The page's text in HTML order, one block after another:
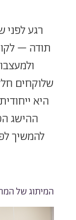
רגע לפני
תודה –
שלוקחים
היא
ההישג
להמשיך
המיתוג של